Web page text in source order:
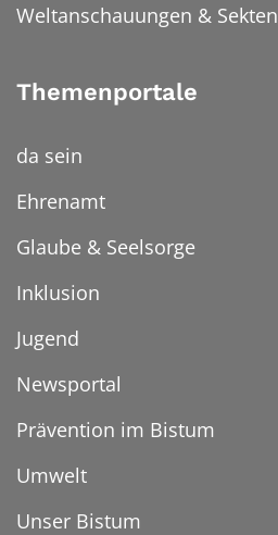
Weltanschauungen & Sekten
Themenportale
da sein
Ehrenamt
Glaube & Seelsorge
Inklusion
Jugend
Newsportal
Prävention im Bistum
Umwelt
Unser Bistum